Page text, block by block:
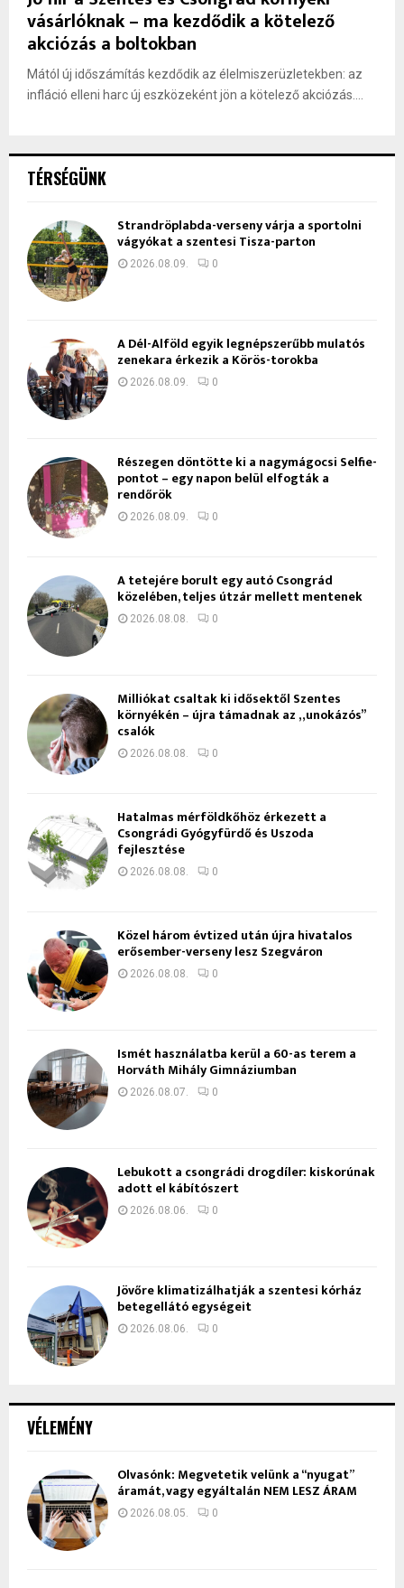
vásárlóknak – ma kezdődik a kötelező
akciózás a boltokban
Mától új időszámítás kezdődik az élelmiszerüzletekben: az
infláció elleni harc új eszközeként jön a kötelező akciózás....
VÉLEMÉNY
Olvasónk: Megvetetik velünk a “nyugat”
áramát, vagy egyáltalán NEM LESZ ÁRAM
2026.08.05. 0
TÉRSÉGÜNK
Strandröplabda-verseny várja a sportolni
vágyókat a szentesi Tisza-parton
2026.08.09. 0
A Dél-Alföld egyik legnépszerűbb mulatós
zenekara érkezik a Körös-torokba
2026.08.09. 0
Részegen döntötte ki a nagymágocsi Selfie-
pontot – egy napon belül elfogták a
rendőrök
2026.08.09. 0
A tetejére borult egy autó Csongrád
közelében, teljes útzár mellett mentenek
2026.08.08. 0
Milliókat csaltak ki idősektől Szentes
környékén – újra támadnak az „unokázós”
csalók
2026.08.08. 0
Hatalmas mérföldkőhöz érkezett a
Csongrádi Gyógyfürdő és Uszoda
fejlesztése
2026.08.08. 0
Közel három évtized után újra hivatalos
erősember-verseny lesz Szegváron
2026.08.08. 0
Ismét használatba kerül a 60-as terem a
Horváth Mihály Gimnáziumban
2026.08.07. 0
Lebukott a csongrádi drogdíler: kiskorúnak
adott el kábítószert
2026.08.06. 0
Jövőre klimatizálhatják a szentesi kórház
betegellátó egységeit
2026.08.06. 0